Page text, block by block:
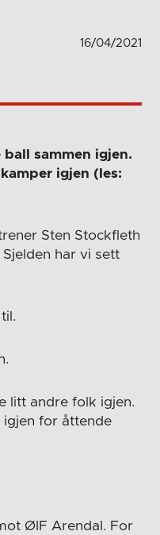
16/04/2021
sammen igjen.
igjen (les:
Sten Stockfleth
har vi sett
litt andre folk igjen.
for åttende
ØIF Arendal. For